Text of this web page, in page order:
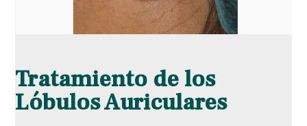
Tratamiento de los
Lóbulos Auriculares